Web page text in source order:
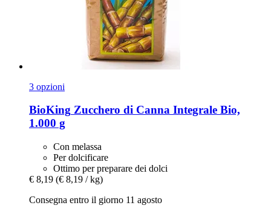
3 opzioni
BioKing Zucchero di Canna Integrale Bio,
1.000 g
Con melassa
Per dolcificare
Ottimo per preparare dei dolci
€ 8,19 (€ 8,19 / kg)
Consegna entro il giorno 11 agosto